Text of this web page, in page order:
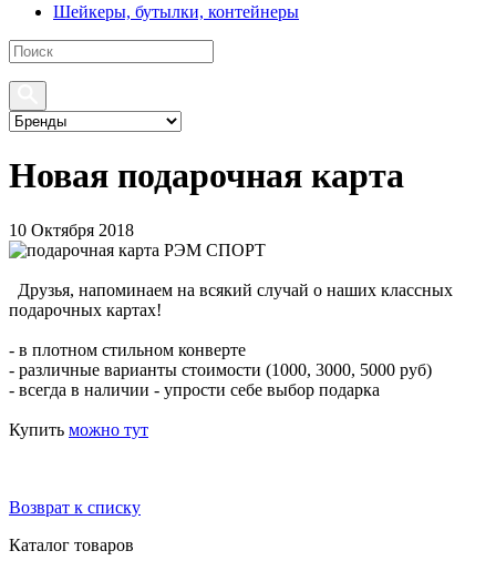
Шейкеры, бутылки, контейнеры
Новая подарочная карта
10 Октября 2018
Друзья, напоминаем на всякий случай о наших классных
подарочных картах!
- в плотном стильном конверте
- различные варианты стоимости (1000, 3000, 5000 руб)
- всегда в наличии - упрости себе выбор подарка
Купить можно тут
Возврат к списку
Каталог товаров